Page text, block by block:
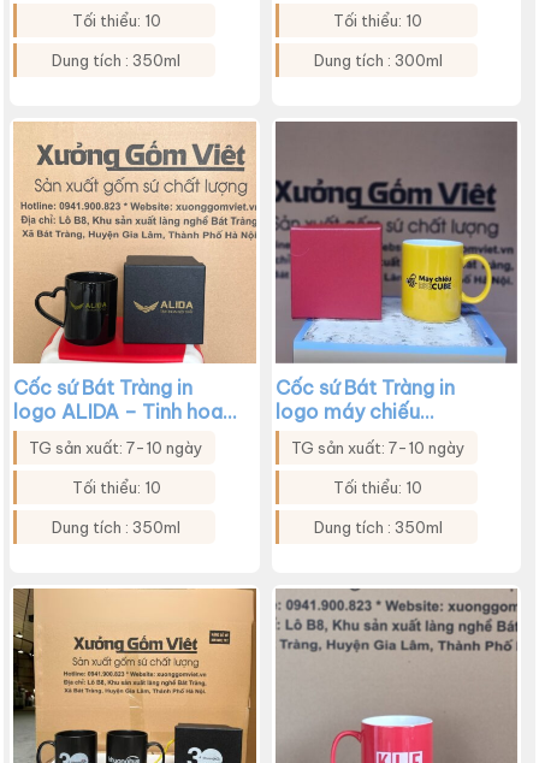
Tối thiểu: 10
Dung tích : 350ml
Tối thiểu: 10
Dung tích : 300ml
Cốc sứ Bát Tràng in
logo ALIDA – Tinh hoa
nội thất dáng trụ màu
đen quai trái tim XG-
LS208
TG sản xuất: 7-10 ngày
Tối thiểu: 10
Dung tích : 350ml
Cốc sứ Bát Tràng in
logo máy chiếu
Beecube dáng trụ quai
chữ C màu vàng XG-
LS200
TG sản xuất: 7-10 ngày
Tối thiểu: 10
Dung tích : 350ml